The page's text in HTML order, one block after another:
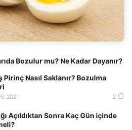
Bozulur mu? Ne Kadar Dayanır?
Pirinç Nasıl Saklanır? Bozulma
2021 2
Açıldıktan Sonra Kaç Gün içinde